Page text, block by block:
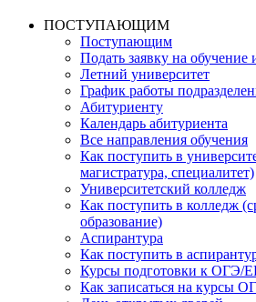
ПОСТУПАЮЩИМ
Поступающим
Подать заявку на обучение
Летний университет
График работы
Абитуриенту
Календарь абитуриента
Все направления обучения
Как поступить в
магистратура, специалитет)
Университетский колледж
Как поступить в колледж
образование)
Аспирантура
Как поступить в
Курсы подготовки к ОГЭ/
Как записаться на курсы